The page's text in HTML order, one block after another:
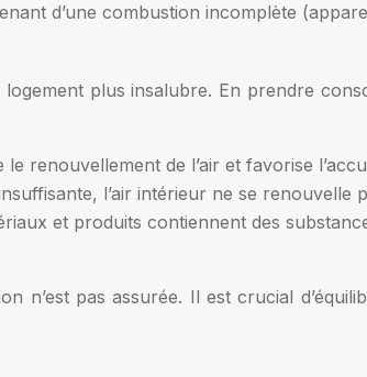
d’une combustion incomplète
plus insalubre. En prendre
le renouvellement de l’air et favorise
l’air intérieur ne se renouvelle
et produits contiennent des
n’est pas assurée. Il est crucial